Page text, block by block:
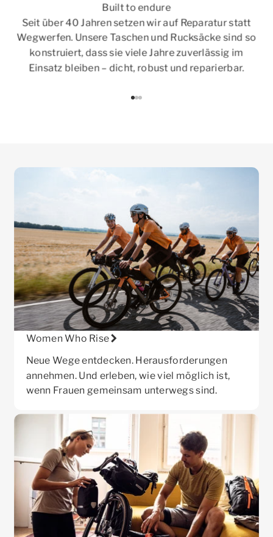
Built to endure
Seit über 40 Jahren setzen wir auf Reparatur statt
Wegwerfen. Unsere Taschen und Rucksäcke sind so
konstruiert, dass sie viele Jahre zuverlässig im
Einsatz bleiben – dicht, robust und reparierbar.
Women Who Rise
Neue Wege entdecken. Herausforderungen
annehmen. Und erleben, wie viel möglich ist,
wenn Frauen gemeinsam unterwegs sind.